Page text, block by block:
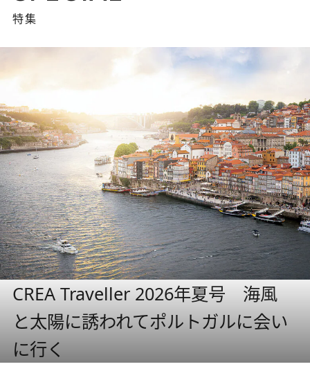
特集
CREA Traveller 2026年夏号 海風
と太陽に誘われてポルトガルに会い
に行く